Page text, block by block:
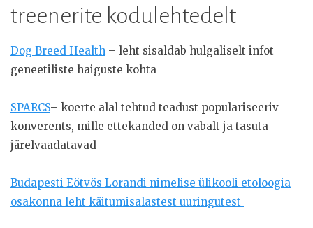
treenerite kodulehtedelt
Dog Breed Health – leht sisaldab hulgaliselt infot
geneetiliste haiguste kohta
SPARCS– koerte alal tehtud teadust populariseeriv
konverents, mille ettekanded on vabalt ja tasuta
järelvaadatavad
Budapesti Eötvös Lorandi nimelise ülikooli etoloogia
osakonna leht käitumisalastest uuringutest